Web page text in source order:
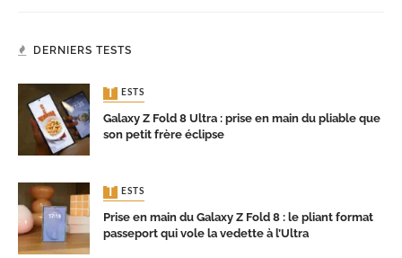
DERNIERS TESTS
TESTS
Galaxy Z Fold 8 Ultra : prise en main du pliable que
son petit frère éclipse
TESTS
Prise en main du Galaxy Z Fold 8 : le pliant format
passeport qui vole la vedette à l’Ultra